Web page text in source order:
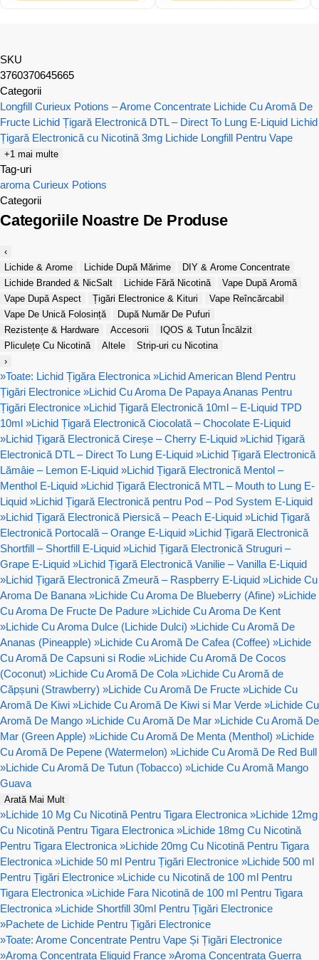
SKU
3760370645665
Categorii
Longfill Curieux Potions – Arome Concentrate Lichide Cu Aromă De
Fructe Lichid Țigară Electronică DTL – Direct To Lung E-Liquid Lichid
Țigară Electronică cu Nicotină 3mg Lichide Longfill Pentru Vape
+1 mai multe
Tag-uri
aroma Curieux Potions
Categorii
Categoriile Noastre De Produse
‹
Lichide & Arome
Lichide După Mărime
DIY & Arome Concentrate
Lichide Branded & NicSalt
Lichide Fără Nicotină
Vape După Aromă
Vape După Aspect
Țigări Electronice & Kituri
Vape Reîncărcabil
Vape De Unică Folosință
După Număr De Pufuri
Rezistențe & Hardware
Accesorii
IQOS & Tutun Încălzit
Pliculețe Cu Nicotină
Altele
Strip-uri cu Nicotina
›
»Toate: Lichid Țigăra Electronica »Lichid American Blend Pentru
Țigări Electronice »Lichid Cu Aroma De Papaya Ananas Pentru
Țigări Electronice »Lichid Țigară Electronică 10ml – E-Liquid TPD
10ml »Lichid Țigară Electronică Ciocolată – Chocolate E-Liquid
»Lichid Țigară Electronică Cireșe – Cherry E-Liquid »Lichid Țigară
Electronică DTL – Direct To Lung E-Liquid »Lichid Țigară Electronică
Lămâie – Lemon E-Liquid »Lichid Țigară Electronică Mentol –
Menthol E-Liquid »Lichid Țigară Electronică MTL – Mouth to Lung E-
Liquid »Lichid Țigară Electronică pentru Pod – Pod System E-Liquid
»Lichid Țigară Electronică Piersică – Peach E-Liquid »Lichid Țigară
Electronică Portocală – Orange E-Liquid »Lichid Țigară Electronică
Shortfill – Shortfill E-Liquid »Lichid Țigară Electronică Struguri –
Grape E-Liquid »Lichid Țigară Electronică Vanilie – Vanilla E-Liquid
»Lichid Țigară Electronică Zmeură – Raspberry E-Liquid »Lichide Cu
Aroma De Banana »Lichide Cu Aroma De Blueberry (Afine) »Lichide
Cu Aroma De Fructe De Padure »Lichide Cu Aroma De Kent
»Lichide Cu Aroma Dulce (Lichide Dulci) »Lichide Cu Aromă De
Ananas (Pineapple) »Lichide Cu Aromă De Cafea (Coffee) »Lichide
Cu Aromă De Capsuni si Rodie »Lichide Cu Aromă De Cocos
(Coconut) »Lichide Cu Aromă De Cola »Lichide Cu Aromă de
Căpșuni (Strawberry) »Lichide Cu Aromă De Fructe »Lichide Cu
Aromă De Kiwi »Lichide Cu Aromă De Kiwi si Mar Verde »Lichide Cu
Aromă De Mango »Lichide Cu Aromă De Mar »Lichide Cu Aromă De
Mar (Green Apple) »Lichide Cu Aromă De Menta (Menthol) »Lichide
Cu Aromă De Pepene (Watermelon) »Lichide Cu Aromă De Red Bull
»Lichide Cu Aromă De Tutun (Tobacco) »Lichide Cu Aromă Mango
Guava
Arată Mai Mult
»Lichide 10 Mg Cu Nicotină Pentru Tigara Electronica »Lichide 12mg
Cu Nicotină Pentru Tigara Electronica »Lichide 18mg Cu Nicotină
Pentru Tigara Electronica »Lichide 20mg Cu Nicotină Pentru Tigara
Electronica »Lichide 50 ml Pentru Țigări Electronice »Lichide 500 ml
Pentru Țigări Electronice »Lichide cu Nicotină de 100 ml Pentru
Tigara Electronica »Lichide Fara Nicotină de 100 ml Pentru Tigara
Electronica »Lichide Shortfill 30ml Pentru Țigări Electronice
»Pachete de Lichide Pentru Țigări Electronice
»Toate: Arome Concentrate Pentru Vape Și Țigări Electronice
»Aroma Concentrata Eliquid France »Aroma Concentrata Guerra